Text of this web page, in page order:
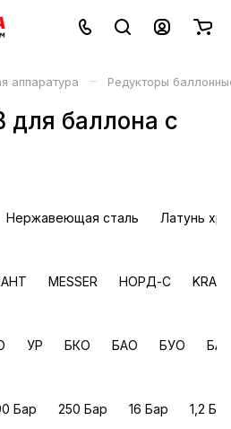
аппаратура – Редукторы
для баллона с
Нержавеющая сталь Латунь
MESSER НОРД-С
УР БКО БАО БУО
Бар 250 Бар 16 Бар 1,2 Бар